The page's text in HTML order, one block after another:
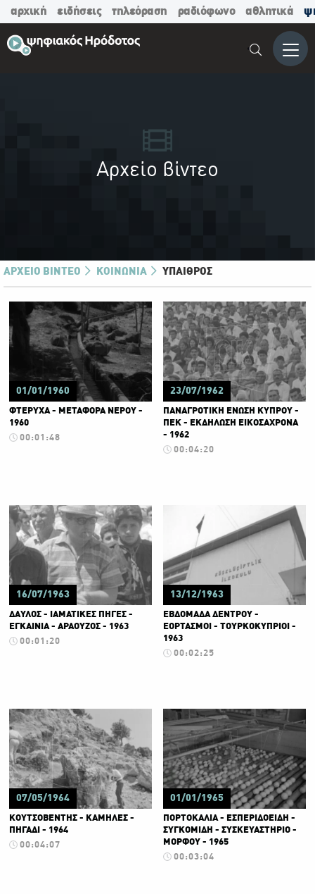
αρχική ειδήσεις τηλεόραση ραδιόφωνο αθλητικά
Μενού
Αρχείο βίντεο
ΑΡΧΕΙΟ ΒΊΝΤΕΟ ΚΟΙΝΩΝΙΑ ΎΠΑΙΘΡΟΣ
01/01/1960
ΦΤΕΡΥΧΑ - ΜΕΤΑΦΟΡΑ ΝΕΡΟΥ -
1960
00:01:48
23/07/1962
ΠΑΝΑΓΡΟΤΙΚΗ ΕΝΩΣΗ ΚΥΠΡΟΥ -
ΠΕΚ - ΕΚΔΗΛΩΣΗ ΕΙΚΟΣΑΧΡΟΝΑ
- 1962
00:04:20
16/07/1963
ΔΑΥΛΟΣ - ΙΑΜΑΤΙΚΕΣ ΠΗΓΕΣ -
ΕΓΚΑΙΝΙΑ - ΑΡΑΟΥΖΟΣ - 1963
00:01:20
13/12/1963
ΕΒΔΟΜΑΔΑ ΔΕΝΤΡΟΥ -
ΕΟΡΤΑΣΜΟΙ - ΤΟΥΡΚΟΚΥΠΡΙΟΙ -
1963
00:02:25
07/05/1964
ΚΟΥΤΣΟΒΕΝΤΗΣ - ΚΑΜΗΛΕΣ -
ΠΗΓΑΔΙ - 1964
00:04:07
01/01/1965
ΠΟΡΤΟΚΑΛΙΑ - ΕΣΠΕΡΙΔΟΕΙΔΗ -
ΣΥΓΚΟΜΙΔΗ - ΣΥΣΚΕΥΑΣΤΗΡΙΟ -
ΜΟΡΦΟΥ - 1965
00:03:04